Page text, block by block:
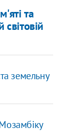
та
земельну